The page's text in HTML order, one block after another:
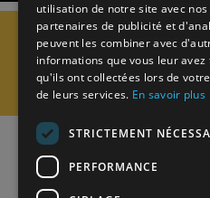
Mentions
Plan
Espace
Nous
RéalisationCubiq-
utilisation de notre site avec nos
partenaires de publicité et
peuvent les combiner avec
informations que vous leur avez
qu'ils ont collectées lors de
de leurs services. En savoir plus
STRICTEMENT
PERFORMANCE